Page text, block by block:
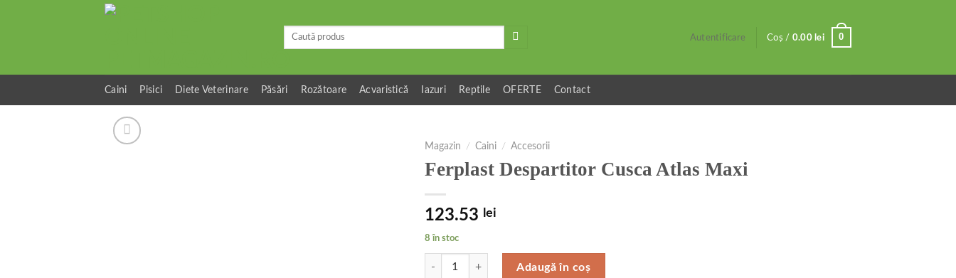
Caută
Autentificare Coș / 0.00 lei 0
Caini Pisici Diete Veterinare Păsări Rozătoare Acvaristică Iazuri Reptile OFERTE Contact
Magazin / Caini / Accesorii
Ferplast Despartitor Cusca Atlas Maxi
123.53 lei
8 în stoc
Cantitate Ferplast Despartitor Cusca Atlas Maxi
Adaugă în coș